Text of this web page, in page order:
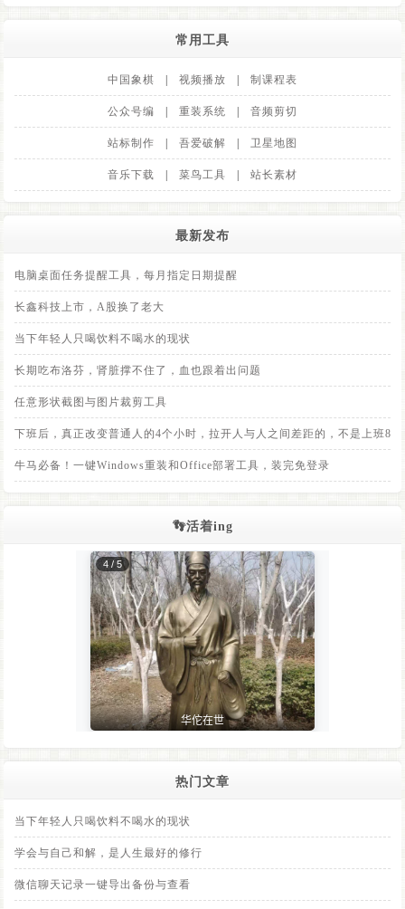
常用工具
中国象棋 视频播放 制课程表
公众号编 重装系统 音频剪切
站标制作 吾爱破解 卫星地图
音乐下载 菜鸟工具 站长素材
最新发布
电脑桌面任务提醒工具，每月指定日期提醒
长鑫科技上市，A股换了老大
当下年轻人只喝饮料不喝水的现状
长期吃布洛芬，肾脏撑不住了，血也跟着出问题
任意形状截图与图片裁剪工具
下班后，真正改变普通人的4个小时，拉开人与人之间差距的，不是上班8
牛马必备！一键Windows重装和Office部署工具，装完免登录
👣活着ing
热门文章
当下年轻人只喝饮料不喝水的现状
学会与自己和解，是人生最好的修行
微信聊天记录一键导出备份与查看